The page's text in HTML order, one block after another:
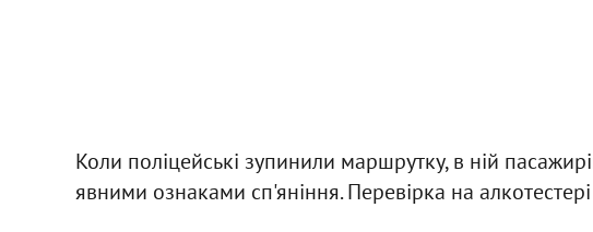
Коли поліцейські зупинили маршрутку, в ній
явними ознаками сп'яніння. Перевірка на